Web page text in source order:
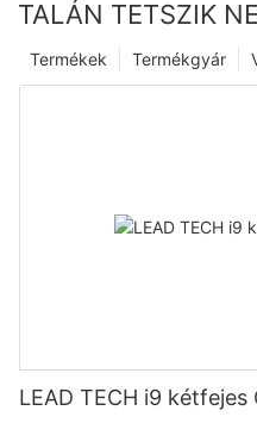
TALÁN TETSZIK
Termékgyár
Termékek
LEAD TECH i9